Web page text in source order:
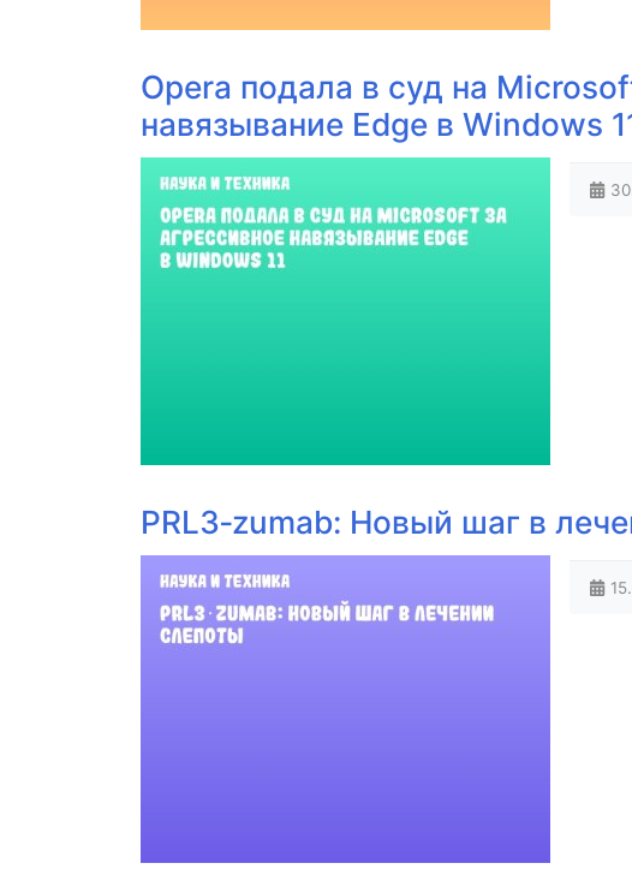
Opera подала в суд на
навязывание Edge в Windows
PRL3‑zumab: Новый шаг в